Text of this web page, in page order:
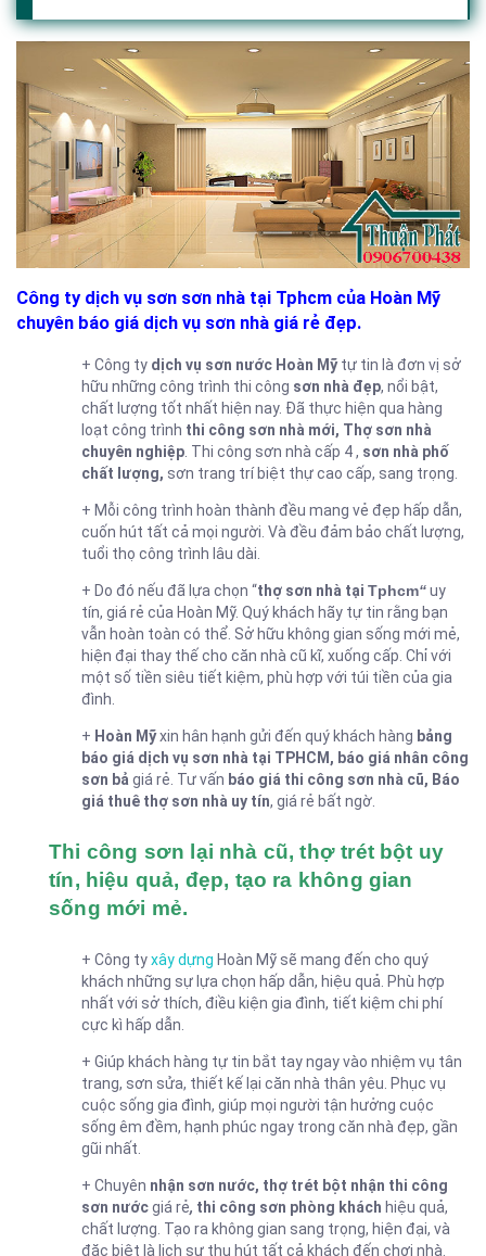
Công ty dịch vụ sơn sơn nhà tại Tphcm của Hoàn Mỹ
chuyên báo giá dịch vụ sơn nhà giá rẻ đẹp.
+ Công ty dịch vụ sơn nước Hoàn Mỹtự tin là đơn vị sở
hữu những công trình thi công sơn nhà đẹp, nổi bật,
chất lượng tốt nhất hiện nay. Đã thực hiện qua hàng
loạt công trình thi công sơn nhà mới, Thợ sơn nhà
chuyên nghiệp . Thi công sơn nhà cấp 4 , sơn nhà phố
chất lượng, sơn trang trí biệt thự cao cấp, sang trọng.
+ Mỗi công trình hoàn thành đều mang vẻ đẹp hấp dẫn,
cuốn hút tất cả mọi người. Và đều đảm bảo chất lượng,
tuổi thọ công trình lâu dài.
+ Do đó nếu đã lựa chọn “thợ sơn nhà tại Tphcm“uy
tín, giá rẻ của Hoàn Mỹ. Quý khách hãy tự tin rằng bạn
vẫn hoàn toàn có thể. Sở hữu không gian sống mới mẻ,
hiện đại thay thế cho căn nhà cũ kĩ, xuống cấp. Chỉ với
một số tiền siêu tiết kiệm, phù hợp với túi tiền của gia
đình.
+ Hoàn Mỹxin hân hạnh gửi đến quý khách hàng bảng
báo giá dịch vụ sơn nhà tại TPHCM, báo giá nhân công
sơn bả giá rẻ. Tư vấn báo giá thi công sơn nhà cũ, Báo
giá thuê thợ sơn nhà uy tín, giá rẻ bất ngờ.
Thi công sơn lại nhà cũ, thợ trét bột uy
tín, hiệu quả, đẹp, tạo ra không gian
sống mới mẻ.
+ Công tyxây dựng Hoàn Mỹ sẽ mang đến cho quý
khách những sự lựa chọn hấp dẫn, hiệu quả. Phù hợp
nhất với sở thích, điều kiện gia đình, tiết kiệm chi phí
cực kì hấp dẫn.
+ Giúp khách hàng tự tin bắt tay ngay vào nhiệm vụ tân
trang, sơn sửa, thiết kế lại căn nhà thân yêu. Phục vụ
cuộc sống gia đình, giúp mọi người tận hưởng cuộc
sống êm đềm, hạnh phúc ngay trong căn nhà đẹp, gần
gũi nhất.
+ Chuyên nhận sơn nước, thợ trét bột nhận thi công
sơn nướcgiá rẻ, thi công sơn phòng khách hiệu quả,
chất lượng. Tạo ra không gian sang trọng, hiện đại, và
đặc biệt là lịch sự thu hút tất cả khách đến chơi nhà.